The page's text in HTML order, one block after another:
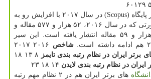
تعداد مقالات ایران در پایگاه (Scopus) در سال ۲۰۱۷ با افزایش رو به
رو بوده است؛ به صورتی كه در سال ۲۰۱۶، ۵۲ هزار و ۵۷۷ مقاله و
در سال ۲۰۱۷، ۵۶ هزار و ۵۹ مقاله انتشار یافته است. این سیر
شاخص
۲۰۱۶ ۲۰۱۷
برتر ایران در نظام رتبه بندی تایمز
ایران در نظام رتبه بندی لایدن
های برتر ایران هم در ۲ نظام مهم رتبه